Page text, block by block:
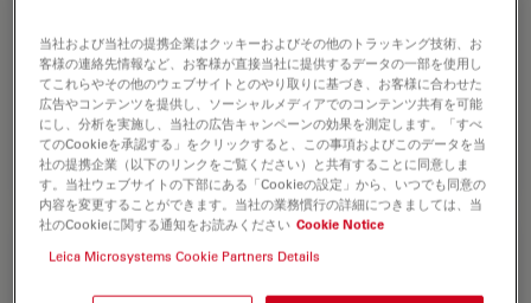
エネルギーダイアグラム
一光子励起と二光子励起による蛍光放出のエネルギーダイア
グラム
当社および当社の提携企業はクッキーおよびその他のトラッキング技術、お
客様の連絡先情報など、お客様が直接当社に提供するデータの一部を使用し
てこれらやその他のウェブサイトとのやり取りに基づき、お客様に合わせた
広告やコンテンツを提供し、ソーシャルメディアでのコンテンツ共有を可能
にし、分析を実施し、当社の広告キャンペーンの効果を測定します。「すべ
てのCookieを承認する」をクリックすると、この事項およびこのデータを当
社の提携企業（以下のリンクをご覧ください）と共有することに同意しま
す。当社ウェブサイトの下部にある「Cookieの設定」から、いつでも同意の
内容を変更することができます。当社の業務慣行の詳細につきましては、当
社のCookieに関する通知をお読みください Cookie Notice
Leica Microsystems Cookie Partners Details